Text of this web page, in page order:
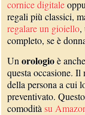
cornice digitale
regali più classici,
regalare un gioiello,
completo, se è
Unorologioè
questa occasione.
della persona a cui
preventivato.
comoditàsu